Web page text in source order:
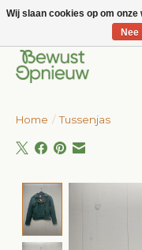
Wij bieden het grootste
Home / Tussenjas
Product
Wij slaan cookies op om
Nee